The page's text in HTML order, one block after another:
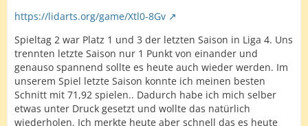
https://lidarts.org/game/Xtl0-8Gv
Spieltag 2 war Platz 1 und 3 der letzten Saison in Liga 4. Uns
trennten letzte Saison nur 1 Punkt von einander und
genauso spannend sollte es heute auch wieder werden. Im
unserem Spiel letzte Saison konnte ich meinen besten
Schnitt mit 71,92 spielen.. Dadurch habe ich mich selber
etwas unter Druck gesetzt und wollte das natürlich
wiederholen. Ich merkte heute aber schnell das es heute